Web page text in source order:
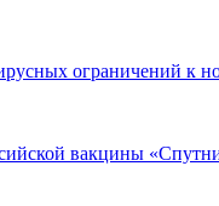
ограничений к
вакцины